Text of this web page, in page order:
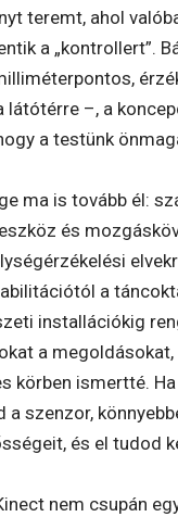
teremt, ahol
a „kontrollert”.
látótérre –, a
a testünk
ma is tovább él:
és
a
installációkig
a megoldásokat,
körben ismertté.
a szenzor,
és el tudod
nem csupán